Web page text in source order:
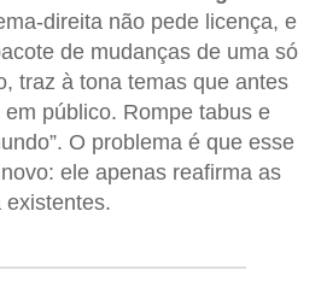
direita não pede licença, e
de mudanças de uma só
traz à tona temas que antes
público. Rompe tabus e
O problema é que esse
ele apenas reafirma as
existentes.